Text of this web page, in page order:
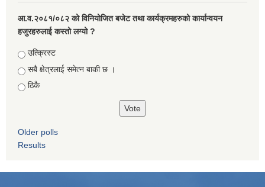
आ.व.२०८१/०८२ को विनियोजित बजेट तथा कार्यक्रमहरुको कार्यान्वयन
हजुरहरुलाई कस्तो लग्यो ?
Choices
उत्क्रिस्ट
सबै क्षेत्रलाई समेत्न बाकी छ ।
ठिकै
Older polls
Results